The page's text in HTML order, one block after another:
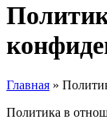
Главная »
Политика в